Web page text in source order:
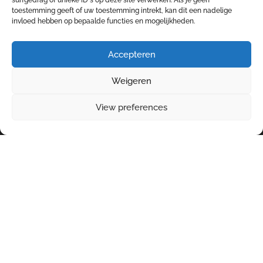
toestemming geeft of uw toestemming intrekt, kan dit een nadelige
invloed hebben op bepaalde functies en mogelijkheden.
Accepteren
Weigeren
View preferences
Disclaimer